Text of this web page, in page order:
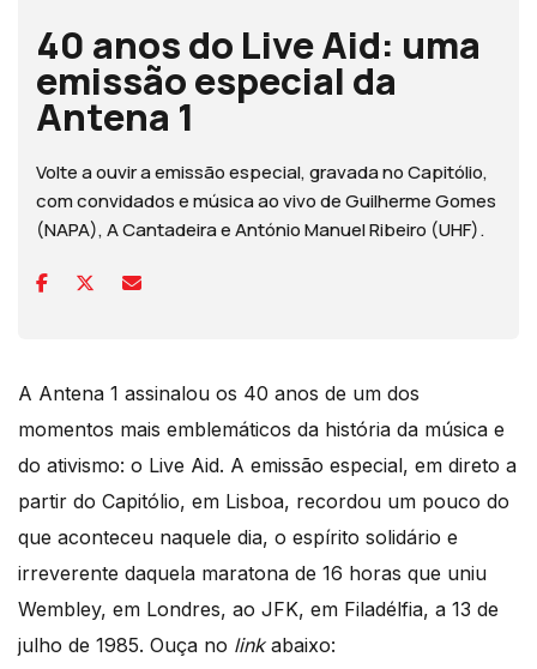
40 anos do Live Aid: uma
emissão especial da
Antena 1
Volte a ouvir a emissão especial, gravada no Capitólio,
com convidados e música ao vivo de Guilherme Gomes
(NAPA), A Cantadeira e António Manuel Ribeiro (UHF).
A Antena 1 assinalou os 40 anos de um dos
momentos mais emblemáticos da história da música e
do ativismo: o Live Aid. A emissão especial, em direto a
partir do Capitólio, em Lisboa, recordou um pouco do
que aconteceu naquele dia, o espírito solidário e
irreverente daquela maratona de 16 horas que uniu
Wembley, em Londres, ao JFK, em Filadélfia, a 13 de
julho de 1985. Ouça no linkabaixo: